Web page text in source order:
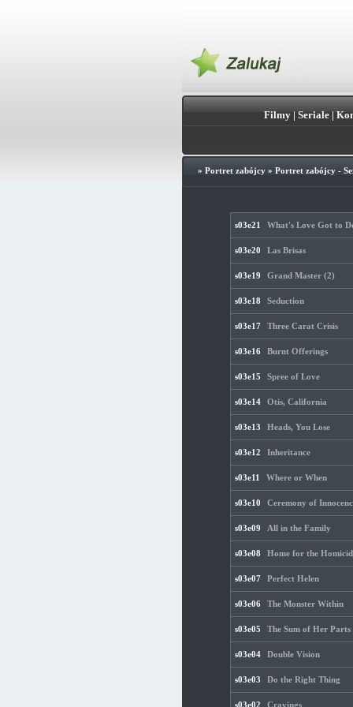
Filmy| Seriale|
» Portret zabójcy» Portret zabójcy -
s03e21 What's Love Got to
s03e20 Las Brisas
s03e19 Grand Master (2)
s03e18 Seduction
s03e17 Three Carat Crisis
s03e16 Burnt Offerings
s03e15 Spree of Love
s03e14 Otis, California
s03e13 Heads, You Lose
s03e12 Inheritance
s03e11 Where or When
s03e10 Ceremony of
s03e09 All in the Family
s03e08 Home for the
s03e07 Perfect Helen
s03e06 The Monster Within
s03e05 The Sum of Her Parts
s03e04 Double Vision
s03e03 Do the Right Thing
s03e02 Cravings